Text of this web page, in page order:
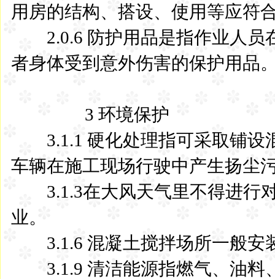
用房的结构、搭设、使用等应符
2.0.6 防护用品是指作业人员
者身体受到意外伤害的保护用品
3 环境保护
3.1.1 硬化处理指可采取铺设
车辆在施工现场行驶中产生扬尘
3.1.3在大风天气里不得进行
业。
3.1.6 混凝土搅拌场所一般安
3.1.9 清洁能源指燃气、油料